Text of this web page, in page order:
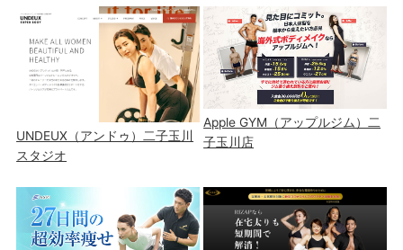
UNDEUX（アンドゥ）二子玉川
スタジオ
Apple GYM（アップルジム）二
子玉川店